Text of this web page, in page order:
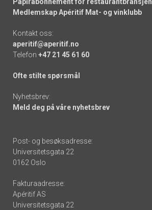
Medlemskap Apéritif Mat- og vinklubb
Kontakt oss:
aperitif@aperitif.no
Telefon +47 21 45 61 60
Ofte stilte spørsmål
Nyhetsbrev:
Meld deg på våre nyhetsbrev
Post- og besøksadresse:
Universitetsgata 22
0162 Oslo
Fakturaadresse:
Apéritif AS
Universitetsgata 22